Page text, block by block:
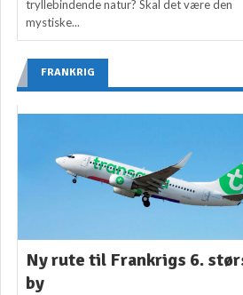
tryllebindende natur? Skal det være den
mystiske...
FRANKRIG
Ny rute til Frankrigs 6.
by